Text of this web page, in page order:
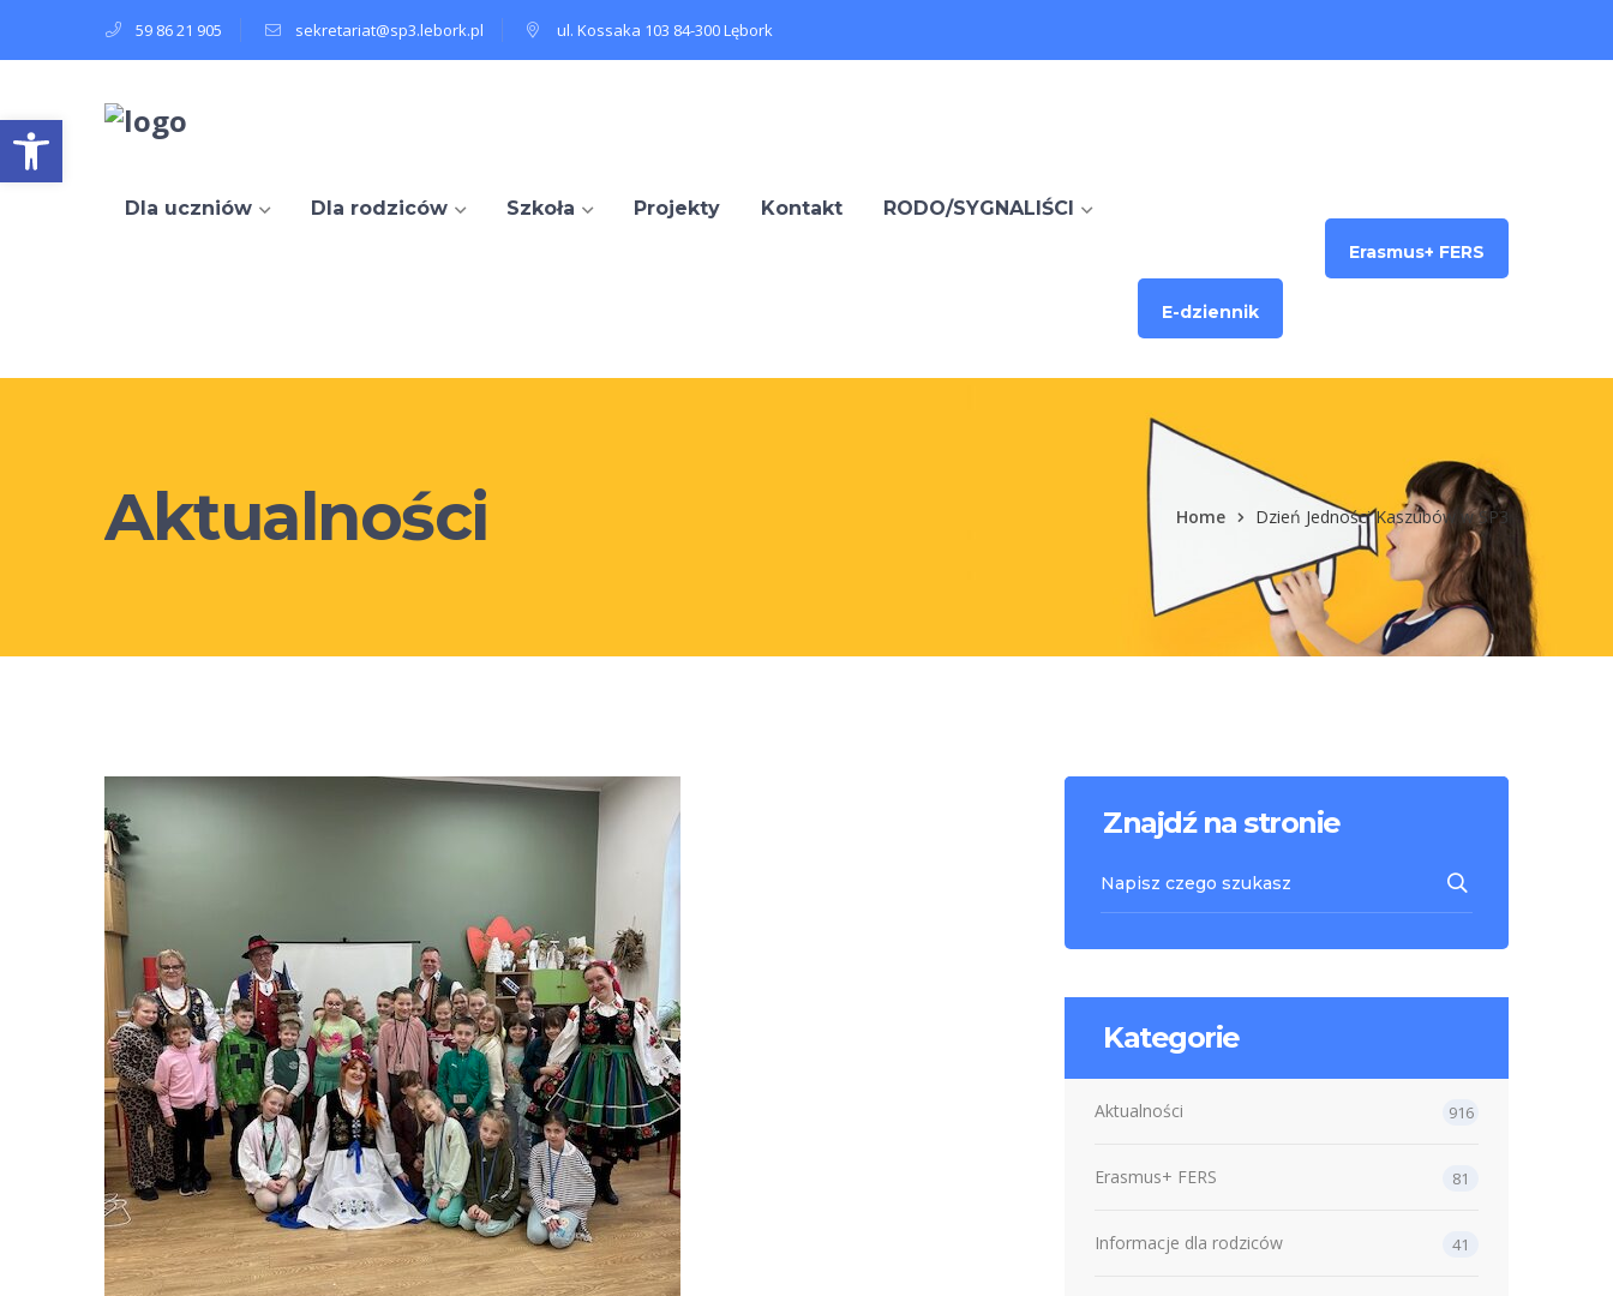
Open toolbar
59 86 21 905 sekretariat@sp3.lebork.pl ul. Kossaka 103 84-300 Lębork
Dla uczniów Dla rodziców Szkoła Projekty
Erasmus+ FERS
Kontakt RODO/SYGNALIŚCI
E-dziennik
Aktualności Home Dzień Jedności Kaszubów w SP3
Znajdź na stronie
Kategorie
Aktualności 916
Erasmus+ FERS 81
Informacje dla rodziców 41